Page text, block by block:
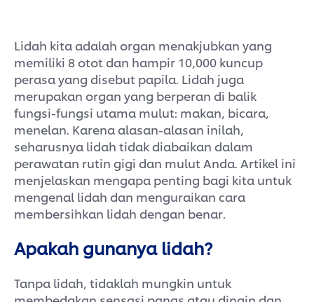
Lidah kita adalah organ menakjubkan yang
memiliki 8 otot dan hampir 10,000 kuncup
perasa yang disebut papila. Lidah juga
merupakan organ yang berperan di balik
fungsi-fungsi utama mulut: makan, bicara,
menelan. Karena alasan-alasan inilah,
seharusnya lidah tidak diabaikan dalam
perawatan rutin gigi dan mulut Anda. Artikel ini
menjelaskan mengapa penting bagi kita untuk
mengenal lidah dan menguraikan cara
membersihkan lidah dengan benar.
Apakah gunanya lidah?
Tanpa lidah, tidaklah mungkin untuk